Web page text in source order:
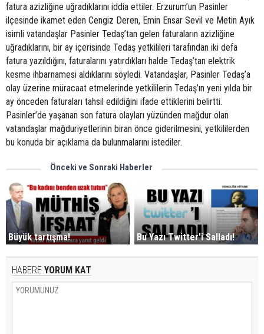
fatura azizliğine uğradıklarını iddia ettiler. Erzurum’un Pasinler
ilçesinde ikamet eden Cengiz Deren, Emin Ensar Sevil ve Metin Ayık
isimli vatandaşlar Pasinler Tedaş’tan gelen faturaların azizliğine
uğradıklarını, bir ay içerisinde Tedaş yetkilileri tarafından iki defa
fatura yazıldığını, faturalarını yatırdıkları halde Tedaş’tan elektrik
kesme ihbarnamesi aldıklarını söyledi. Vatandaşlar, Pasinler Tedaş’a
olay üzerine müracaat etmelerinde yetkililerin Tedaş’ın yeni yılda bir
ay önceden faturaları tahsil edildiğini ifade ettiklerini belirtti.
Pasinler’de yaşanan son fatura olayları yüzünden mağdur olan
vatandaşlar mağduriyetlerinin biran önce giderilmesini, yetkililerden
bu konuda bir açıklama da bulunmalarını istediler.
Önceki ve Sonraki Haberler
Büyük tartışma! Bu Yazı Twitter'i Salladı!
HABERE YORUM KAT